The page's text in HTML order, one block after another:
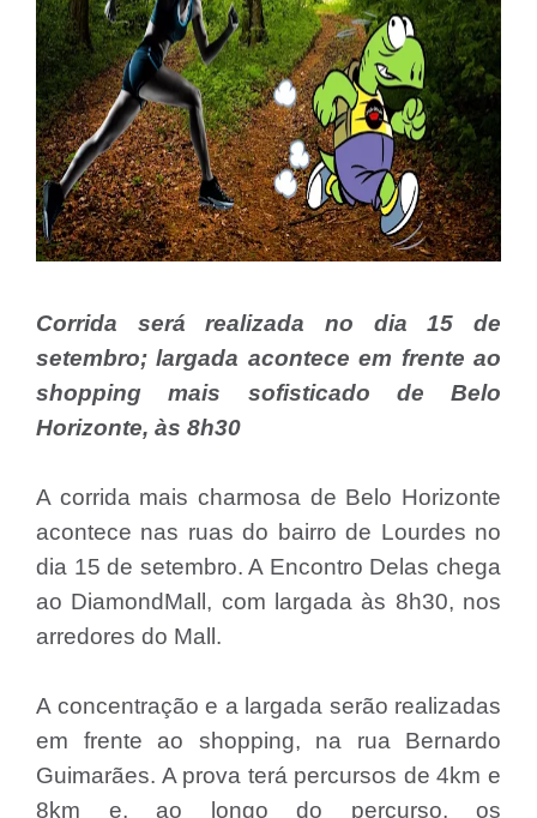
Corrida será realizada no dia 15 de
setembro; largada acontece em frente ao
shopping mais sofisticado de Belo
Horizonte, às 8h30
A corrida mais charmosa de Belo Horizonte
acontece nas ruas do bairro de Lourdes no
dia 15 de setembro. A Encontro Delas chega
ao DiamondMall, com largada às 8h30, nos
arredores do Mall.
A concentração e a largada serão realizadas
em frente ao shopping, na rua Bernardo
Guimarães. A prova terá percursos de 4km e
8km e, ao longo do percurso, os